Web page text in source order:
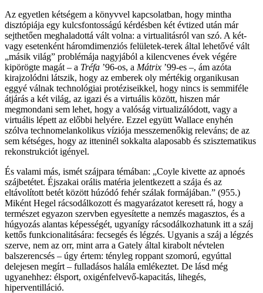
Az egyetlen kétségem a könyvvel kapcsolatban, hogy mintha
disztópiája egy kulcsfontosságú kérdésben két évtized után már
sejthetően meghaladottá vált volna: a virtualitásról van szó. A két-
vagy esetenként háromdimenziós felületek-terek által lehetővé vált
„másik világ” problémája nagyjából a kilencvenes évek végére
kipörögte magát – a Tréfa ’96-os, a Mátrix ’99-es –, ám azóta
kirajzolódni látszik, hogy az emberek oly mértékig organikusan
eggyé válnak technológiai protéziseikkel, hogy nincs is semmiféle
átjárás a két világ, az igazi és a virtuális között, hiszen már
megmondani sem lehet, hogy a valóság virtualizálódott, vagy a
virtuális lépett az előbbi helyére. Ezzel együtt Wallace enyhén
szólva technomelankolikus víziója messzemenőkig releváns; de az
sem kétséges, hogy az itteninél sokkalta alaposabb és szisztematikus
rekonstrukciót igényel.
És valami más, ismét szájpara témában: „Coyle kivette az apnoés
szájbetétet. Éjszakai orális matéria jelentkezett a szája és az
eltávolított betét között húzódó fehér szálak formájában.” (955.)
Miként Hegel rácsodálkozott és magyarázatot keresett rá, hogy a
természet egyazon szervben egyesítette a nemzés magasztos, és a
húgyozás alantas képességét, ugyanígy rácsodálkozhatunk itt a száj
kettős funkcionalitására: fecsegés és légzés. Ugyanis a száj a légzés
szerve, nem az orr, mint arra a Gately által kirabolt névtelen
balszerencsés – úgy értem: tényleg roppant szomorú, egyúttal
delejesen megírt – fulladásos halála emlékeztet. De lásd még
ugyanehhez: élsport, oxigénfelvevő-kapacitás, lihegés,
hiperventilláció.